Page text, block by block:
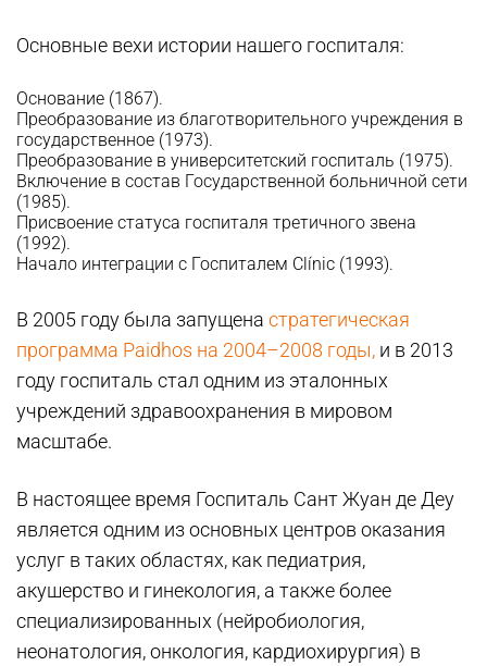
Основные вехи истории нашего госпиталя:
Основание (1867).
Преобразование из благотворительного учреждения в
государственное (1973).
Преобразование в университетский госпиталь (1975).
Включение в состав Государственной больничной сети
(1985).
Присвоение статуса госпиталя третичного звена
(1992).
Начало интеграции с Госпиталем Clínic (1993).
В 2005 году была запущена стратегическая
программа Paidhos на 2004–2008 годы, и в 2013
году госпиталь стал одним из эталонных
учреждений здравоохранения в мировом
масштабе.
В настоящее время Госпиталь Сант Жуан де Деу
является одним из основных центров оказания
услуг в таких областях, как педиатрия,
акушерство и гинекология, а также более
специализированных (нейробиология,
неонатология, онкология, кардиохирургия) в